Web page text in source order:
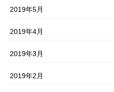
2019年5月
2019年4月
2019年3月
2019年2月